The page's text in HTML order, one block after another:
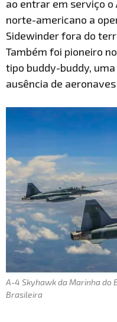
ao entrar em serviço
norte-americano a
Sidewinder fora do
Também foi pioneiro
tipo buddy-buddy,
ausência de
A-4 Skyhawk da Marinha do
Brasileira